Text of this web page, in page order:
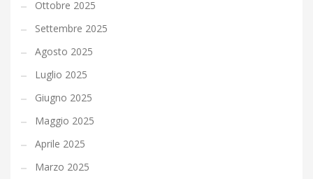
Ottobre 2025
Settembre 2025
Agosto 2025
Luglio 2025
Giugno 2025
Maggio 2025
Aprile 2025
Marzo 2025